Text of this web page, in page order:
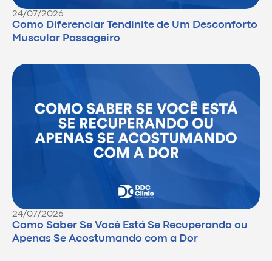
24/07/2026
Como Diferenciar Tendinite de Um Desconforto
Muscular Passageiro
24/07/2026
Como Saber Se Você Está Se Recuperando ou
Apenas Se Acostumando com a Dor